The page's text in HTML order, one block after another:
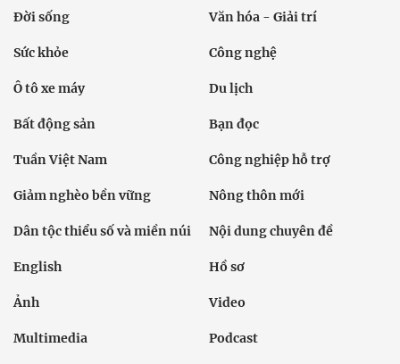
Đời sống Văn hóa - Giải trí
Sức khỏe Công nghệ
Ô tô xe máy Du lịch
Bất động sản Bạn đọc
Tuần Việt Nam Công nghiệp hỗ trợ
Giảm nghèo bền vững Nông thôn mới
Dân tộc thiểu số và miền núi Nội dung chuyên đề
English Hồ sơ
Ảnh Video
Multimedia Podcast